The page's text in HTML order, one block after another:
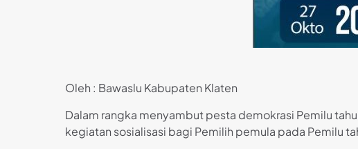
Oleh : Bawaslu Kabupaten Klaten
Dalam rangka menyambut pesta demokrasi Pemilu
kegiatan sosialisasi bagi Pemilih pemula pada Pemilu